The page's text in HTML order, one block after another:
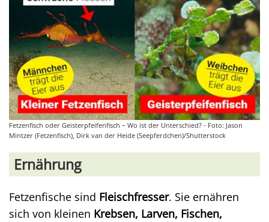
Fetzenfisch oder Geisterpfeifenfisch – Wo ist der Unterschied? - Foto: Jason
Mintzer (Fetzenfisch), Dirk van der Heide (Seepferdchen)/Shutterstock
Ernährung
Fetzenfische sind Fleischfresser. Sie ernähren
sich von kleinen Krebsen, Larven, Fischen,